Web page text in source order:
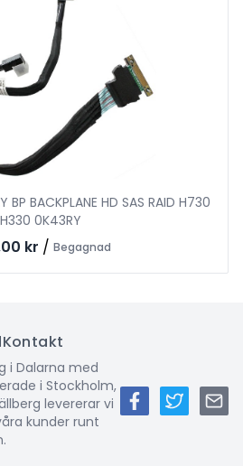
BP BACKPLANE HD SAS RAID H730
H330 0K43RY
kr / Begagnad
Kontakt
i Dalarna med
i Stockholm,
levererar vi
kunder runt